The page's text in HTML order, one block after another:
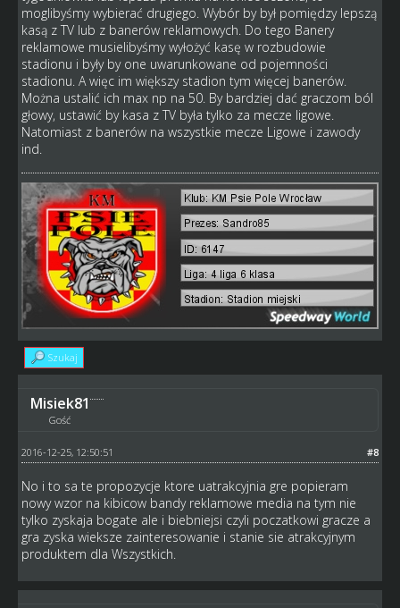
moglibyśmy wybierać drugiego. Wybór by był pomiędzy lepszą
kasą z TV lub z banerów reklamowych. Do tego Banery
reklamowe musielibyśmy wyłożyć kasę w rozbudowie
stadionu i były by one uwarunkowane od pojemności
stadionu. A więc im większy stadion tym więcej banerów.
Można ustalić ich max np na 50. By bardziej dać graczom ból
głowy, ustawić by kasa z TV była tylko za mecze ligowe.
Natomiast z banerów na wszystkie mecze Ligowe i zawody
ind.
Szukaj
Misiek81
Gość
#8
2016-12-25, 12:50:51
No i to sa te propozycje ktore uatrakcyjnia gre popieram
nowy wzor na kibicow bandy reklamowe media na tym nie
tylko zyskaja bogate ale i biebniejsi czyli poczatkowi gracze a
gra zyska wieksze zainteresowanie i stanie sie atrakcyjnym
produktem dla Wszystkich.